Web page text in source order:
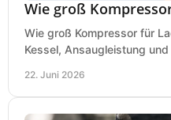
Wie groß
Wie groß Kompressor für
Kessel, Ansaugleistung
22. Juni 2026